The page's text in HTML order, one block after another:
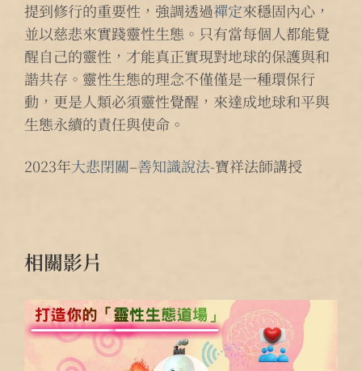
提到修行的重要性，強調透過禪定來穩固內心，
並以慈悲來實踐靈性生態。只有當每個人都能覺
醒自己的靈性，才能真正實現對地球的保護與和
諧共存。靈性生態的理念不僅僅是一種環保行
動，更是人類必須靈性覺醒，來達成地球和平與
生態永續的責任與使命。
2023年大悲閉關–善知識說法-寶祥法師講授
相關影片